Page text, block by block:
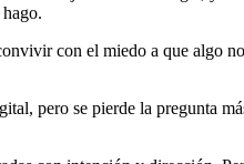
con el miedo a que algo
pero se pierde la pregunta